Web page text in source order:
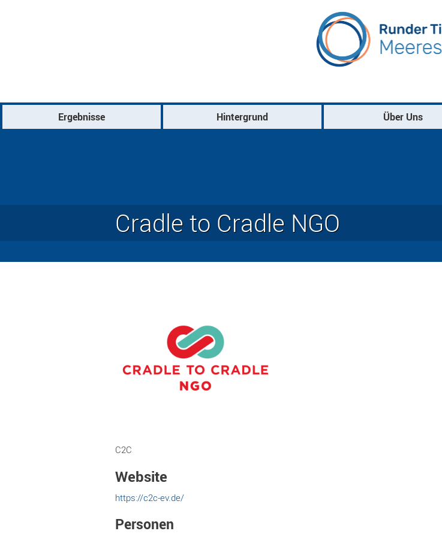
zum
Inhalt
Search form
Hauptnavigation
Ergebnisse Hintergrund Über Uns
Cradle to Cradle NGO
C2C
Website
https://c2c-ev.de/
Personen